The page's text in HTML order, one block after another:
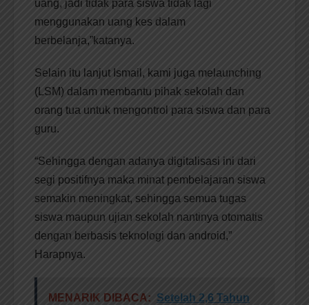
uang, jadi tidak para siswa tidak lagi
menggunakan uang kes dalam
berbelanja,”katanya.
Selain itu lanjut Ismail, kami juga melaunching
(LSM) dalam membantu pihak sekolah dan
orang tua untuk mengontrol para siswa dan para
guru.
“Sehingga dengan adanya digitalisasi ini dari
segi positifnya maka minat pembelajaran siswa
semakin meningkat, sehingga semua tugas
siswa maupun ujian sekolah nantinya otomatis
dengan berbasis teknologi dan android,”
Harapnya.
MENARIK DIBACA: Setelah 2,6 Tahun